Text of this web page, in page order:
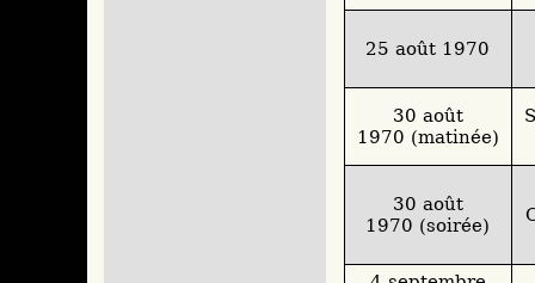
25 août 1970
30 août
1970 (matinée)
30 août
1970 (soirée)